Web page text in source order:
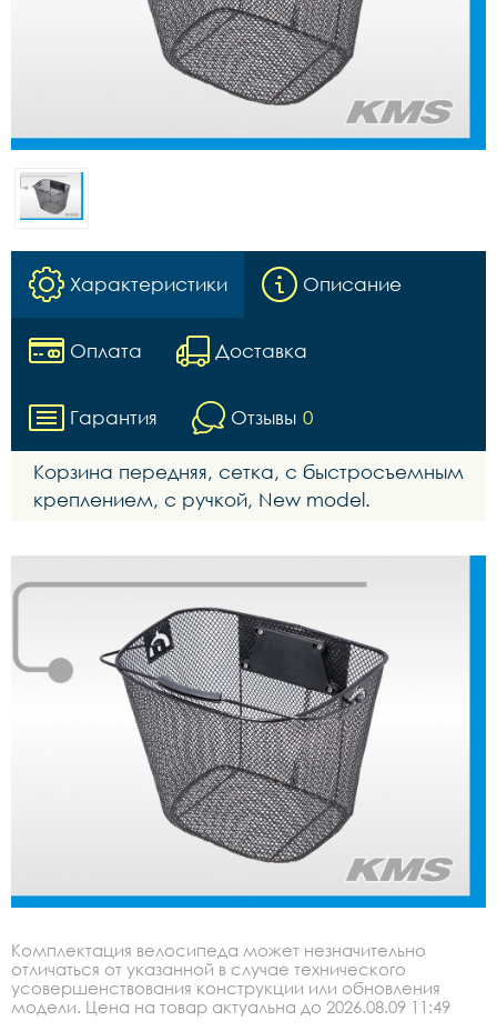
Характеристики Описание
Оплата Доставка
Гарантия Отзывы 0
Корзина передняя, сетка, с быстросъемным
креплением, с ручкой, New model.
Комплектация велосипеда может незначительно
отличаться от указанной в случае технического
усовершенствования конструкции или обновления
модели. Цена на товар актуальна до 2026.08.09 11:49